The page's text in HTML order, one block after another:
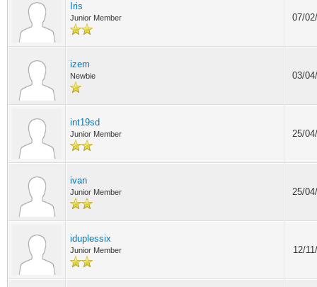
Iris
Junior Member 07/
izem
Newbie 03/
int19sd
Junior Member 25/
ivan
Junior Member 25/
iduplessix
Junior Member 12/